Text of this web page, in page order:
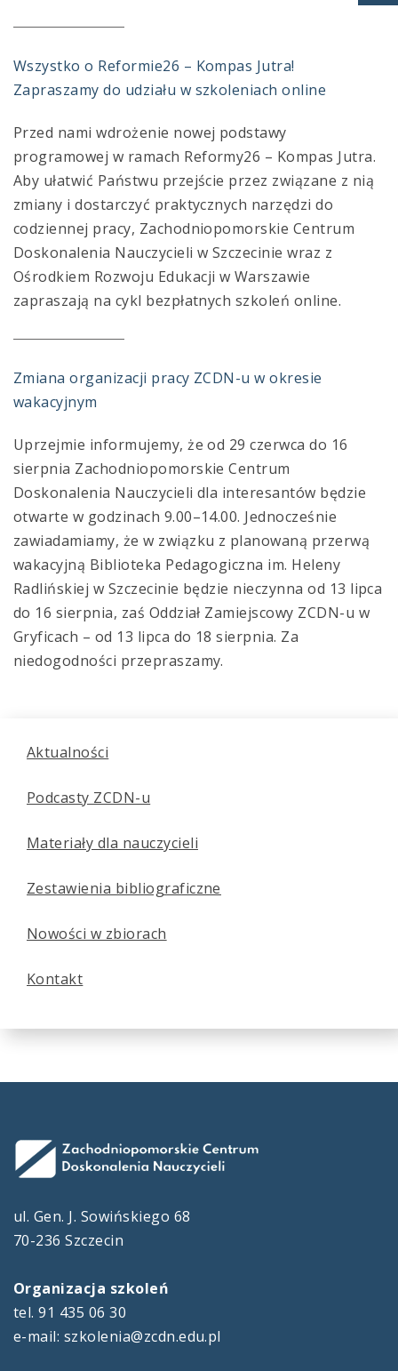
Wszystko o Reformie26 – Kompas Jutra!
Zapraszamy do udziału w szkoleniach online
Przed nami wdrożenie nowej podstawy
programowej w ramach Reformy26 – Kompas Jutra.
Aby ułatwić Państwu przejście przez związane z nią
zmiany i dostarczyć praktycznych narzędzi do
codziennej pracy, Zachodniopomorskie Centrum
Doskonalenia Nauczycieli w Szczecinie wraz z
Ośrodkiem Rozwoju Edukacji w Warszawie
zapraszają na cykl bezpłatnych szkoleń online.
Zmiana organizacji pracy ZCDN-u w okresie
wakacyjnym
Uprzejmie informujemy, że od 29 czerwca do 16
sierpnia Zachodniopomorskie Centrum
Doskonalenia Nauczycieli dla interesantów będzie
otwarte w godzinach 9.00–14.00. Jednocześnie
zawiadamiamy, że w związku z planowaną przerwą
wakacyjną Biblioteka Pedagogiczna im. Heleny
Radlińskiej w Szczecinie będzie nieczynna od 13 lipca
do 16 sierpnia, zaś Oddział Zamiejscowy ZCDN-u w
Gryficach – od 13 lipca do 18 sierpnia. Za
niedogodności przepraszamy.
Aktualności
Podcasty ZCDN-u
Materiały dla nauczycieli
Zestawienia bibliograficzne
Nowości w zbiorach
Kontakt
ul. Gen. J. Sowińskiego 68
70-236 Szczecin
Organizacja szkoleń
tel. 91 435 06 30
e-mail: szkolenia@zcdn.edu.pl